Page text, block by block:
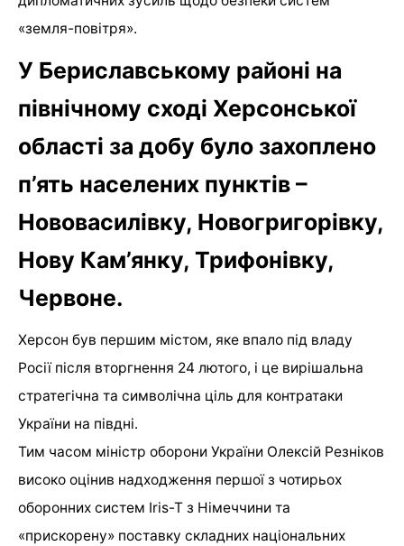
«земля-повітря».
У Бериславському районі на
північному сході Херсонської
області за добу було захоплено
п’ять населених пунктів –
Нововасилівку, Новогригорівку,
Нову Кам’янку, Трифонівку,
Червоне.
Херсон був першим містом, яке впало під владу
Росії після вторгнення 24 лютого, і це вирішальна
стратегічна та символічна ціль для контратаки
України на півдні.
Тим часом міністр оборони України Олексій Резніков
високо оцінив надходження першої з чотирьох
оборонних систем Iris-T з Німеччини та
«прискорену» поставку складних національних